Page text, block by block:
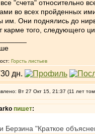
"счета" относительно
во всех пройденных
им. Они поднялись до
карме того, следующего
Горсть листьев
Вт 27 Окт 15, 21:37 (11 лет
пишет:
Берзина "Краткое